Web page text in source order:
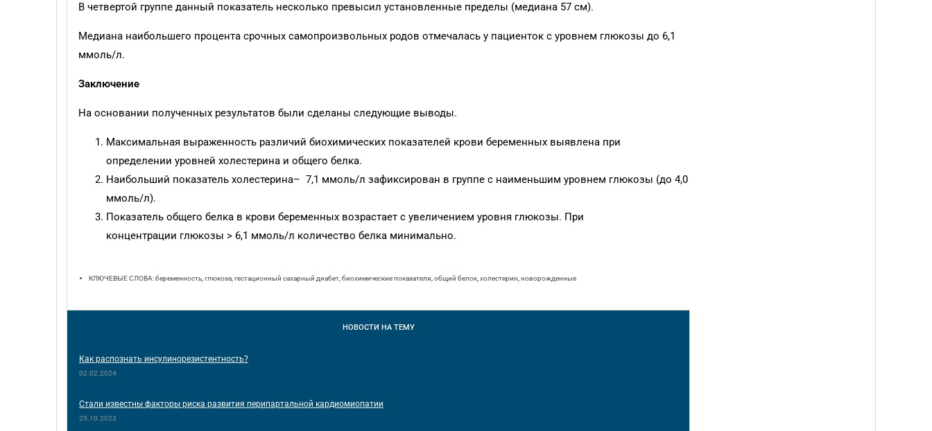
В четвертой группе данный показатель несколько превысил установленные пределы (медиана 57 см).
Медиана наибольшего процента срочных самопроизвольных родов отмечалась у пациенток с уровнем глюкозы до 6,1
ммоль/л.
Заключение
На основании полученных результатов были сделаны следующие выводы.
Максимальная выраженность различий биохимических показателей крови беременных выявлена при
определении уровней холестерина и общего белка.
Наибольший показатель холестерина– 7,1 ммоль/л зафиксирован в группе с наименьшим уровнем глюкозы (до 4,0
ммоль/л).
Показатель общего белка в крови беременных возрастает с увеличением уровня глюкозы. При
концентрации глюкозы > 6,1 ммоль/л количество белка минимально.
КЛЮЧЕВЫЕ СЛОВА: беременность, глюкоза, гестационный сахарный диабет, биохимические показатели, общий белок, холестерин, новорожденные
НОВОСТИ НА ТЕМУ
Как распознать инсулинорезистентность?
02.02.2024
Стали известны факторы риска развития перипартальной кардиомиопатии
25.10.2023